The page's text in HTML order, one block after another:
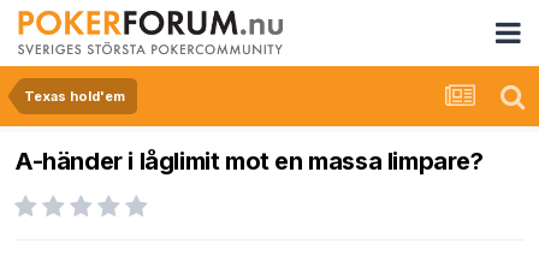
Texas hold'em
A-händer i låglimit mot en massa limpare?